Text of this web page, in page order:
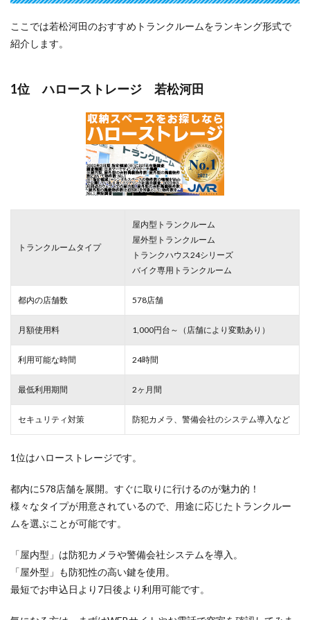
ここでは若松河田のおすすめトランクルームをランキング形式で
紹介します。
1位 ハローストレージ 若松河田
トランクルームタイプ
屋内型トランクルーム
屋外型トランクルーム
トランクハウス24シリーズ
バイク専用トランクルーム
都内の店舗数 578店舗
月額使用料 1,000円台～（店舗により変動あり）
利用可能な時間 24時間
最低利用期間 2ヶ月間
セキュリティ対策 防犯カメラ、警備会社のシステム導入など
1位はハローストレージです。
都内に578店舗を展開。すぐに取りに行けるのが魅力的！
様々なタイプが用意されているので、用途に応じたトランクルー
ムを選ぶことが可能です。
「屋内型」は防犯カメラや警備会社システムを導入。
「屋外型」も防犯性の高い鍵を使用。
最短でお申込日より7日後より利用可能です。